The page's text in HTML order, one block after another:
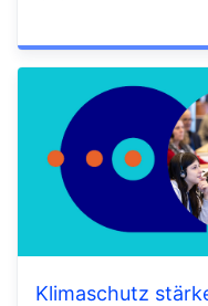
Klimaschutz